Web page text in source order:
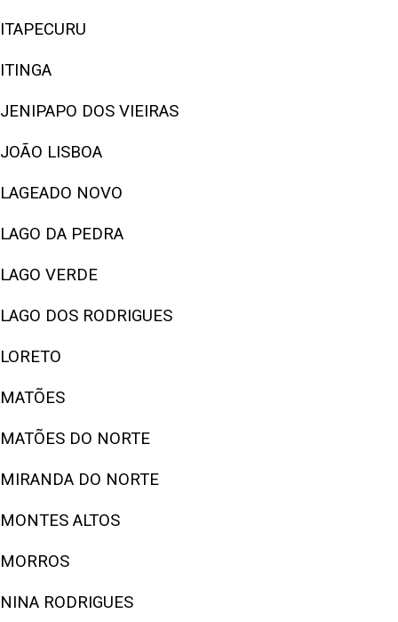
ITAPECURU
ITINGA
JENIPAPO DOS VIEIRAS
JOÃO LISBOA
LAGEADO NOVO
LAGO DA PEDRA
LAGO VERDE
LAGO DOS RODRIGUES
LORETO
MATÕES
MATÕES DO NORTE
MIRANDA DO NORTE
MONTES ALTOS
MORROS
NINA RODRIGUES